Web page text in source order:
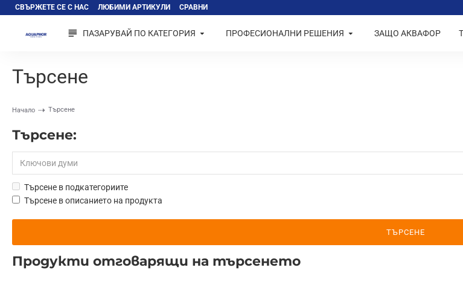
СВЪРЖЕТЕ СЕ С НАС ЛЮБИМИ АРТИКУЛИ СРАВНИ
ПАЗАРУВАЙ ПО КАТЕГОРИЯ ПРОФЕСИОНАЛНИ РЕШЕНИЯ ЗАЩО АКВАФОР
Начало Търсене
Търсене
Търсене:
Търсене в подкатегориите
Търсене в описанието на продукта
ТЪРСЕНЕ
Продукти отговарящи на търсенето